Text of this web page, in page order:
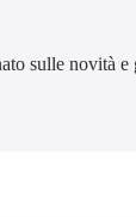
sulle novità